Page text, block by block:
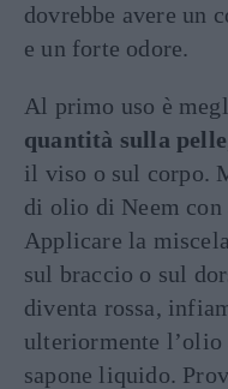
dovrebbe avere un
e un forte odore.
Al primo uso è
quantità sulla pelle
il viso o sul corpo.
di olio di Neem con
Applicare la
sul braccio o sul
diventa rossa,
ulteriormente l’olio
sapone liquido.